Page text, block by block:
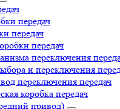
передач
передач
передач
переключения
и переключения
переключения передач
коробка передач
привод)